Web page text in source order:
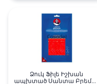
Ձուկ Ֆիլե Իշխան
ապխտած Սանտա Բրեմոր